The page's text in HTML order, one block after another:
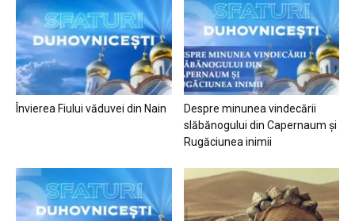
Învierea Fiului văduvei din Nain
Despre minunea vindecării
slăbănogului din Capernaum și
Rugăciunea inimii